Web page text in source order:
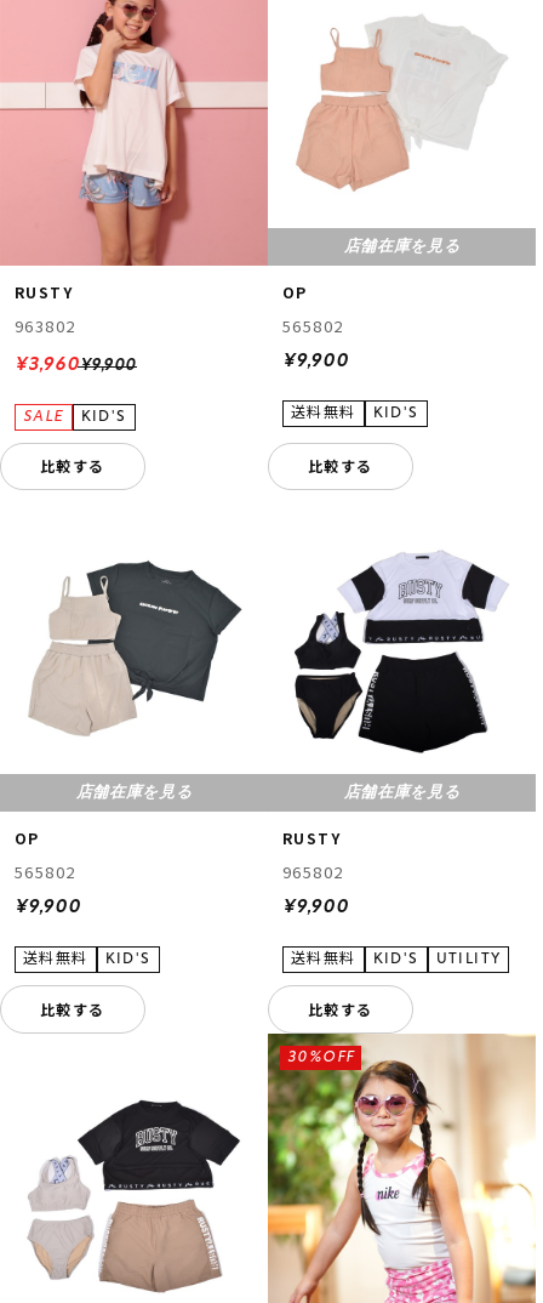
RUSTY
963802
¥9,900
¥3,960
比較する
店舗在庫を見る
OP
565802
¥9,900
比較する
店舗在庫を見る
OP
565802
¥9,900
比較する
店舗在庫を見る
RUSTY
965802
¥9,900
比較する
30%OFF